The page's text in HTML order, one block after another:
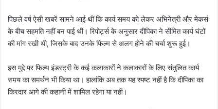
पिछले वर्ष ऐसी खबरें सामने आई थीं कि कार्य समय को लेकर अभिनेत्री और मेकर्स
के बीच सहमति नहीं बन पाई थी। रिपोर्ट्स के अनुसार दीपिका ने सीमित कार्य घंटों
की मांग रखी थी, जिसके बाद उनके फिल्म से अलग होने की चर्चा शुरू हुई।
इस मुद्दे पर फिल्म इंडस्ट्री के कई कलाकारों ने कलाकारों के लिए संतुलित कार्य
समय का समर्थन भी किया था। हालांकि अब तक यह स्पष्ट नहीं है कि दीपिका का
किरदार आगे की कहानी में शामिल रहेगा या नहीं।